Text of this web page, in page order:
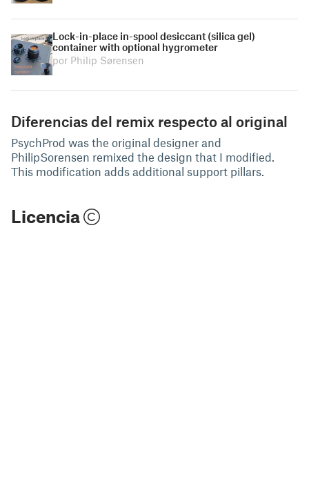
Lock-in-place in-spool desiccant (silica gel)
container with optional hygrometer
por Philip Sørensen
Diferencias del remix respecto al original
PsychProd was the original designer and
PhilipSorensen remixed the design that I modified.
This modification adds additional support pillars.
Licencia